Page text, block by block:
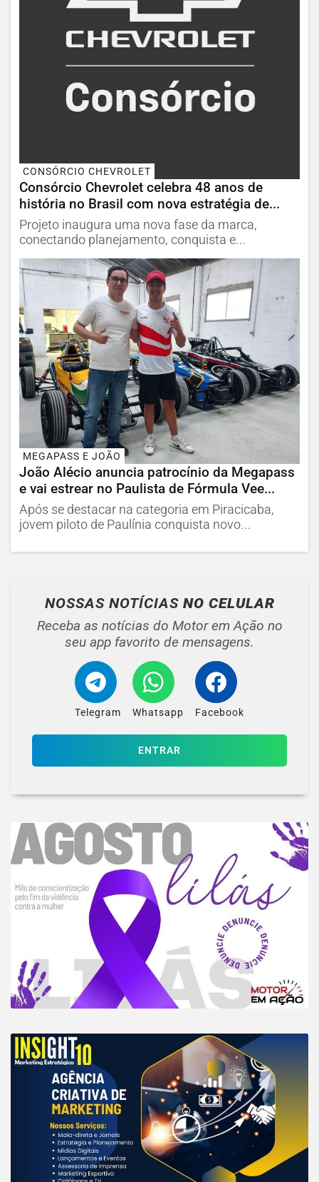
CONSÓRCIO CHEVROLET
Consórcio Chevrolet celebra 48 anos de
história no Brasil com nova estratégia de...
Projeto inaugura uma nova fase da marca,
conectando planejamento, conquista e...
MEGAPASS E JOÃO
João Alécio anuncia patrocínio da Megapass
e vai estrear no Paulista de Fórmula Vee...
Após se destacar na categoria em Piracicaba,
jovem piloto de Paulínia conquista novo...
NOSSAS NOTÍCIAS NO CELULAR
Receba as notícias do Motor em Ação no
seu app favorito de mensagens.
Telegram Whatsapp Facebook
ENTRAR